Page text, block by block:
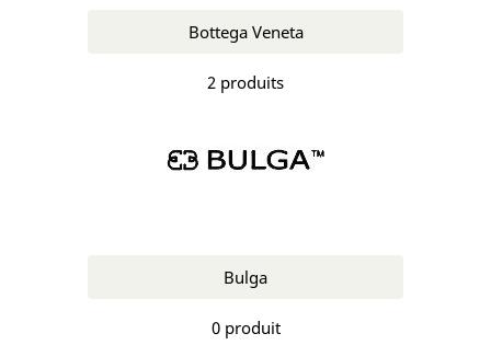
Bottega Veneta
2 produits
Bulga
0 produit